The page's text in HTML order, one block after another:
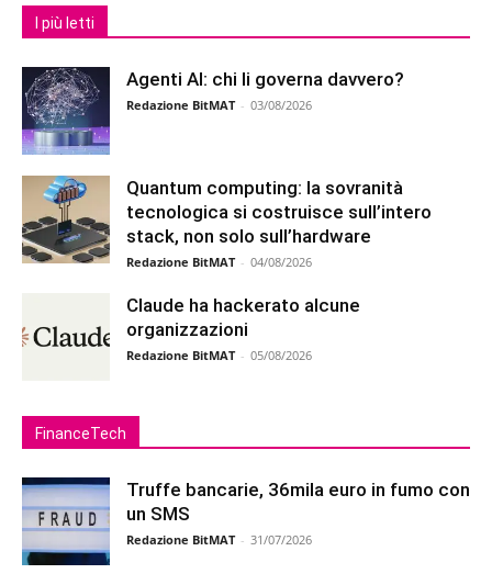
I più letti
Agenti AI: chi li governa davvero?
Redazione BitMAT - 03/08/2026
Quantum computing: la sovranità
tecnologica si costruisce sull’intero
stack, non solo sull’hardware
Redazione BitMAT - 04/08/2026
Claude ha hackerato alcune
organizzazioni
Redazione BitMAT - 05/08/2026
FinanceTech
Truffe bancarie, 36mila euro in fumo con
un SMS
Redazione BitMAT - 31/07/2026